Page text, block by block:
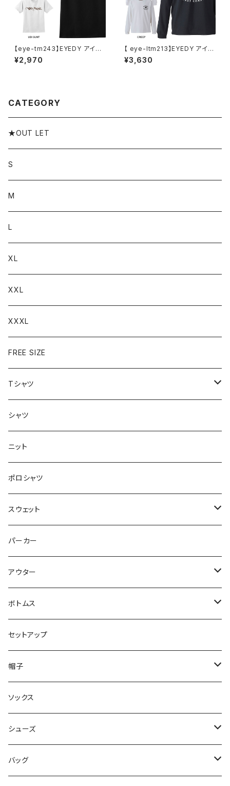
【eye-tm243】EYEDY アイデ
ィー UBITTER ショートスリー
ブTシャツ 大きいサイズ WHTI
¥2,970
【 eye-ltm213】EYEDY アイデ
ィー CREEP 薔薇 ローズ ロッ
ク ロングスリーブTシャツ 大き
¥3,630
CATEGORY
★OUT LET
S
M
L
XL
XXL
XXXL
FREE SIZE
Tシャツ
半袖
ロングTシャツ
タンクトップ
シャツ
ニット
ポロシャツ
スウェット
トップス
パンツ
パーカー
アウター
ジャケット
コート
ダウン
ベスト
ボトムス
ロングパンツ
ハーフパンツ
デニムパンツ
セットアップ
帽子
ニット帽 / ビーニー
キャップ
ハット
ソックス
シューズ
スニーカー
バッグ